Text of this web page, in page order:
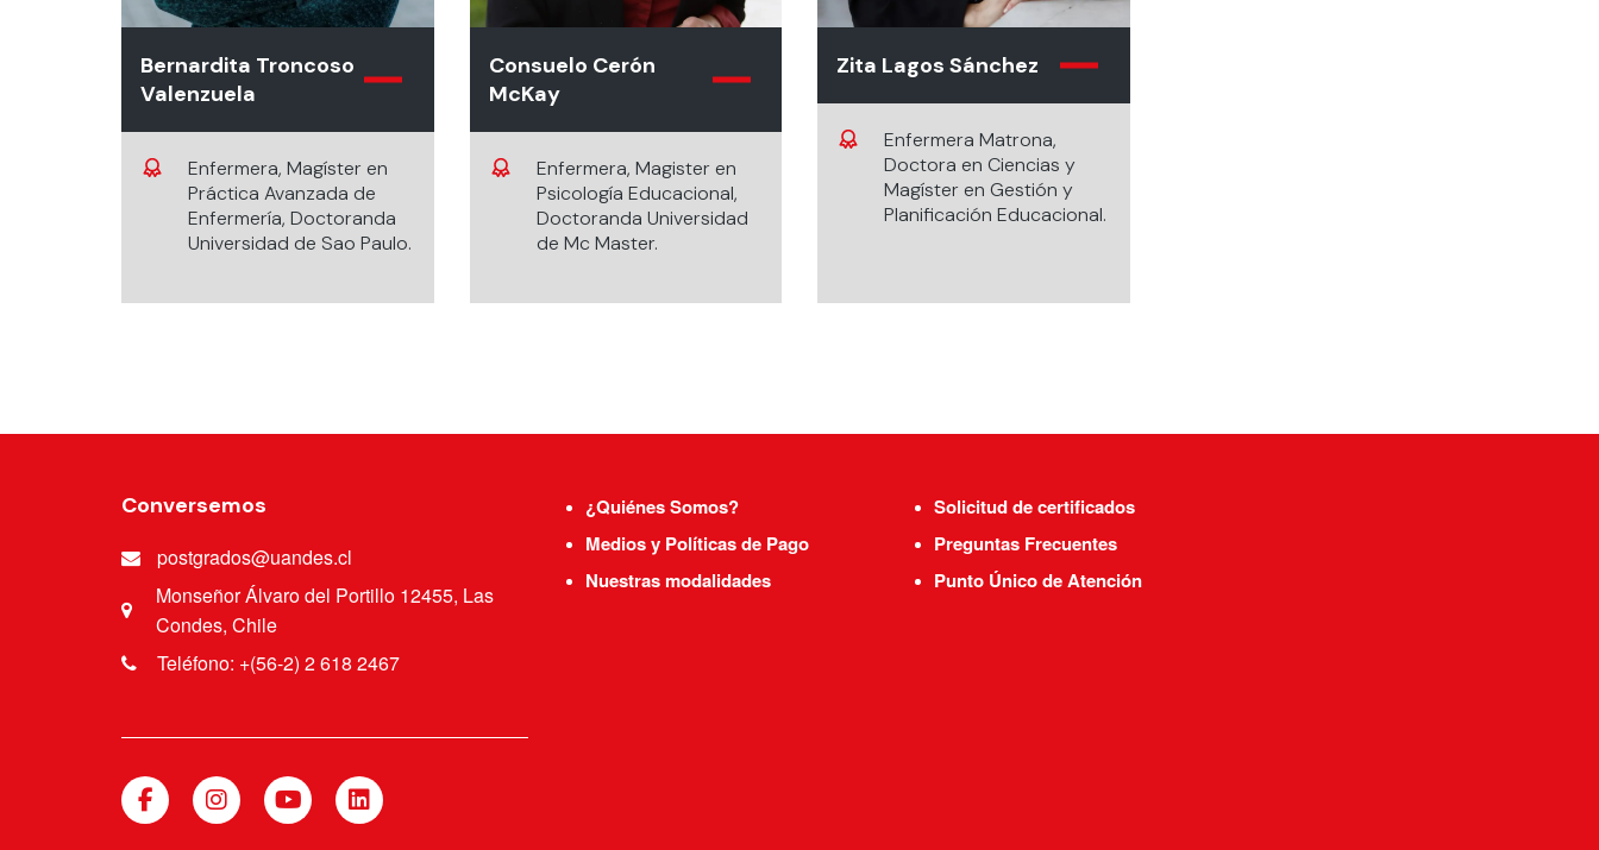
Bernardita Troncoso
Valenzuela
Enfermera, Magíster en
Práctica Avanzada de
Enfermería, Doctoranda
Universidad de Sao Paulo.
Consuelo Cerón
McKay
Enfermera, Magister en
Psicología Educacional,
Doctoranda Universidad
de Mc Master.
Zita Lagos Sánchez
Enfermera Matrona,
Doctora en Ciencias y
Magíster en Gestión y
Planificación Educacional.
Conversemos
postgrados@uandes.cl
Monseñor Álvaro del Portillo 12455, Las
Condes, Chile
Teléfono: +(56-2) 2 618 2467
¿Quiénes Somos?
Medios y Políticas de Pago
Nuestras modalidades
Solicitud de certificados
Preguntas Frecuentes
Punto Único de Atención